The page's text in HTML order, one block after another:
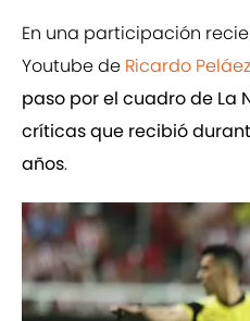
En una participación
Youtube de Ricardo Peláez
paso por el cuadro de La
críticas que recibió
años.